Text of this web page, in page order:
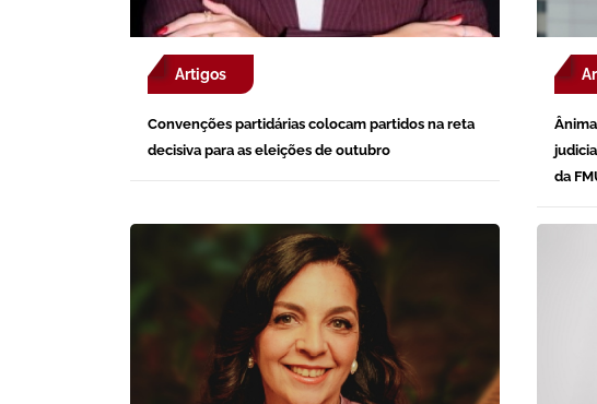
Artigos
Convenções partidárias colocam partidos na reta
decisiva para as eleições de outubro
da